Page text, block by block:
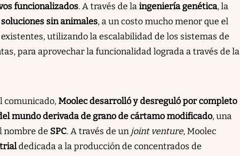
funcionalizados. A través de laingeniería genética, la
sin animales, a un costo mucho menor que el
utilizando la escalabilidad de los sistemas de
para aprovechar la funcionalidad lograda a través de la
comunicado,Moolec desarrolló y desreguló por completo
mundo derivada de grano de cártamo modificado, una
nombre de SPC. A través de un joint venture, Moolec
dedicada a la producción de concentrados de